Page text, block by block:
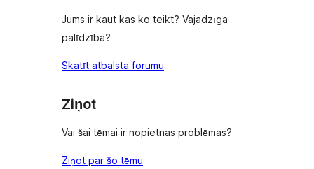
Jums ir kaut kas ko teikt? Vajadzīga
palīdzība?
Skatīt atbalsta forumu
Ziņot
Vai šai tēmai ir nopietnas problēmas?
Ziņot par šo tēmu